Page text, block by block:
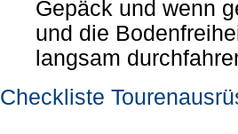
Gepäck und wenn
und die
langsam
Checkliste